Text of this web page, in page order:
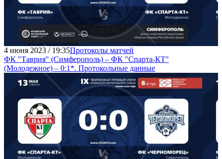
4 июня 2023 / 19:35Протоколы матчей
ФК "Таврия" (Симферополь) – ФК "Спарта-КТ"
(Молодежное) – 0:1*. Протокольные данные